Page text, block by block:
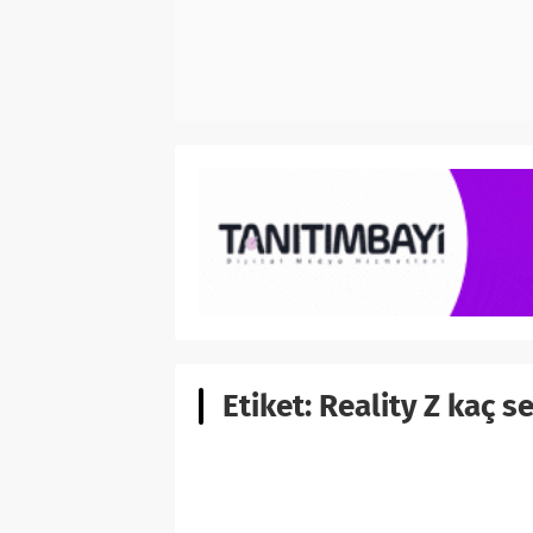
Etiket: Reality Z kaç